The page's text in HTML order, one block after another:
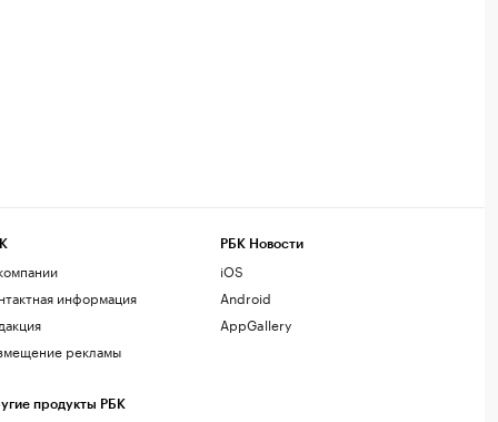
информация
рекламы
продукты РБК
РБК Новости
iOS
Android
AppGallery